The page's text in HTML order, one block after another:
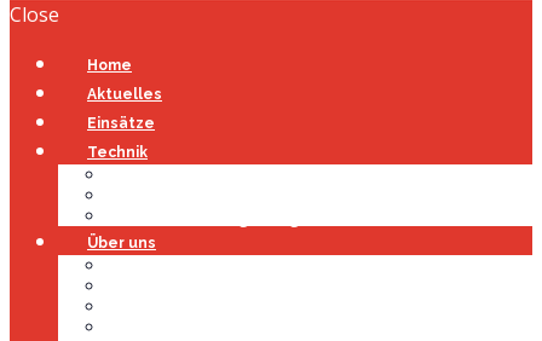
Close
Home
Aktuelles
Einsätze
Technik
Über uns